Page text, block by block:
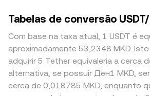
Tabelas de conversão
Com base na taxa atual, 1 USDT é
aproximadamente 53,2348 MKD.
adquirir 5 Tether equivaleria a cerca
alternativa, se possuir Ден1 MKD,
cerca de 0,018785 MKD, enquanto